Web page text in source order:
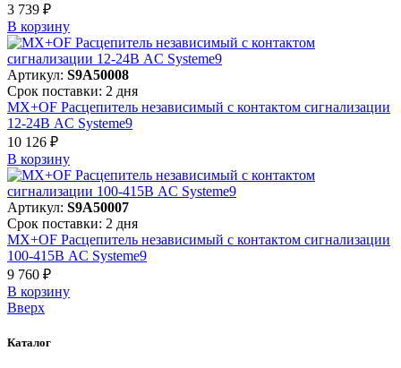
3 739 ₽
В корзинy
Артикул: S9A50008
Срок поставки: 2 дня
MX+OF Расцепитель независимый с контактом сигнализации
12-24В AC Systeme9
10 126 ₽
В корзинy
Артикул: S9A50007
Срок поставки: 2 дня
MX+OF Расцепитель независимый с контактом сигнализации
100-415В AC Systeme9
9 760 ₽
В корзинy
Вверх
Каталог